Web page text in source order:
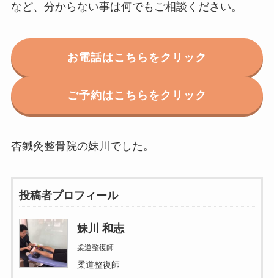
など、分からない事は何でもご相談ください。
お電話はこちらをクリック
ご予約はこちらをクリック
杏鍼灸整骨院の妹川でした。
投稿者プロフィール
妹川 和志
柔道整復師
柔道整復師